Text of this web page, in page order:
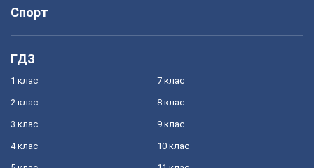
Спорт
ГДЗ
1 клас
2 клас
3 клас
4 клас
7 клас
8 клас
9 клас
10 клас